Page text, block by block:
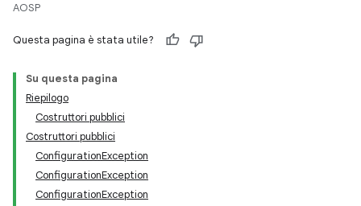
AOSP
Questa pagina è stata utile?
Su questa pagina
Riepilogo
Costruttori pubblici
Costruttori pubblici
ConfigurationException
ConfigurationException
ConfigurationException